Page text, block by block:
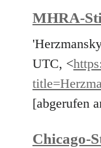
MHRA-
UTC, <
[abgerufen
Chicago-